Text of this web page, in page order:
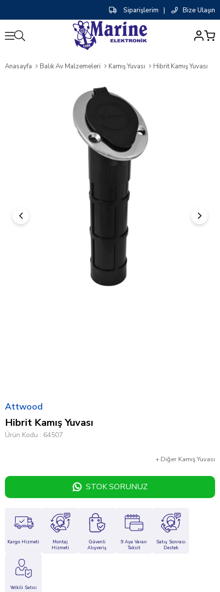
Siparişlerim | Bize Ulaşın
Anasayfa Balık Av Malzemeleri Kamış Yuvası Hibrit Kamış Yuvası
Attwood
Hibrit Kamış Yuvası
Ürün Kodu 64507
+ Diğer Kamış Yuvası
STOK SORUNUZ
Kargo Hizmeti
Montaj
Hizmeti
Güvenli
Alışveriş
9 Aya Varan
Taksit
Satış Sonrası
Destek
Yetkili Satıcı